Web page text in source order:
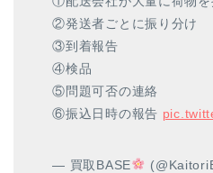
②発送者ごとに振り分け
③到着報告
④検品
⑤問題可否の連絡
⑥振込日時の報告
— 買取BASE